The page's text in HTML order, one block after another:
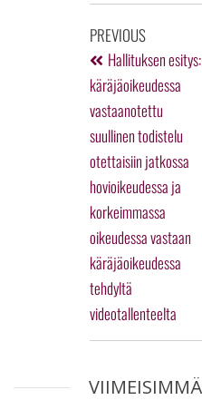
PREVIOUS
Hallituksen esitys:
käräjäoikeudessa
vastaanotettu
suullinen todistelu
otettaisiin jatkossa
hovioikeudessa ja
korkeimmassa
oikeudessa vastaan
käräjäoikeudessa
tehdyltä
videotallenteelta